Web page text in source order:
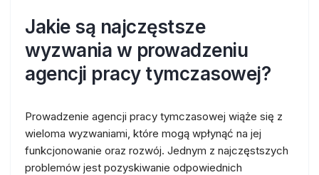
Jakie są najczęstsze
wyzwania w prowadzeniu
agencji pracy tymczasowej?
Prowadzenie agencji pracy tymczasowej wiąże się z
wieloma wyzwaniami, które mogą wpłynąć na jej
funkcjonowanie oraz rozwój. Jednym z najczęstszych
problemów jest pozyskiwanie odpowiednich